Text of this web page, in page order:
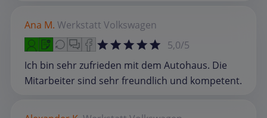
Ana M. Werkstatt Volkswagen
5,0/5
Ich bin sehr zufrieden mit dem Autohaus. Die
Mitarbeiter sind sehr freundlich und kompetent.